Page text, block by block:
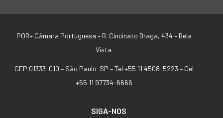
POR+ Câmara Portuguesa – R. Cincinato Braga, 434 – Bela
Vista
CEP 01333-010 – São Paulo-SP –Tel +55 11 4508-5223 – Cel
+55 11 97734-6666
SIGA-NOS